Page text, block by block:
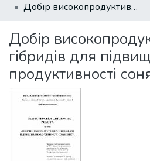
All of DSpace
Statistics
Добір високопродуктивних гібридів для підвищення продуктивності соняшнику
Добір
гібридів для
продуктивності